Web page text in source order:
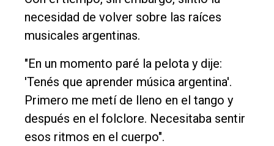
necesidad de volver sobre las raíces
musicales argentinas.
"En un momento paré la pelota y dije:
'Tenés que aprender música argentina'.
Primero me metí de lleno en el tango y
después en el folclore. Necesitaba sentir
esos ritmos en el cuerpo".